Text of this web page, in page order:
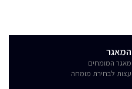
המאגר
מאגר המומחים
עצות לבחירת מומחה